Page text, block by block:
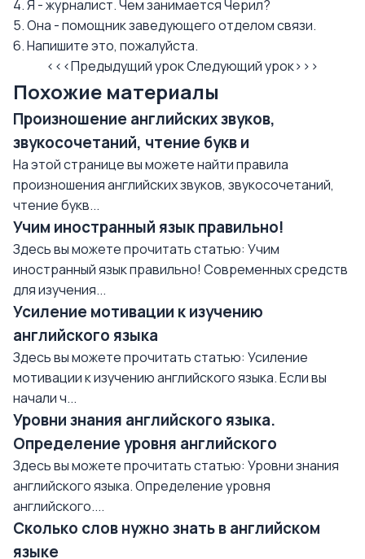
4. Я - журналист. Чем занимается Черил?
5. Она - помощник заведующего отделом связи.
6. Напишите это, пожалуйста.
<<<Предыдущий урокСледующий урок>>>
Похожие материалы
Произношение английских звуков,
звукосочетаний, чтение букв и
На этой странице вы можете найти правила
произношения английских звуков, звукосочетаний,
чтение букв...
Учим иностранный язык правильно!
Здесь вы можете прочитать статью: Учим
иностранный язык правильно! Современных средств
для изучения...
Усиление мотивации к изучению
английского языка
Здесь вы можете прочитать статью: Усиление
мотивации к изучению английского языка. Если вы
начали ч...
Уровни знания английского языка.
Определение уровня английского
Здесь вы можете прочитать статью: Уровни знания
английского языка. Определение уровня
английского....
Сколько слов нужно знать в английском
языке